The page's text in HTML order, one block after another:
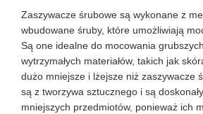
Zaszywacze śrubowe są wykonane z
wbudowane śruby, które umożliwiają
Są one idealne do mocowania
wytrzymałych materiałów, takich jak
dużo mniejsze i lżejsze niż zaszywacze
są z tworzywa sztucznego i są
mniejszych przedmiotów, ponieważ ich